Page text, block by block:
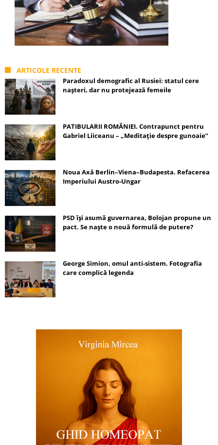
ARTICOLE RECENTE
Paradoxul demografic al Rusiei: statul cere
nașteri, dar nu protejează femeile
PATIBULARII ROMÂNIEI. Contrapunct pentru
Gabriel Liiceanu – „Meditație despre gunoaie”
Noua Axă Berlin–Viena–Budapesta. Refacerea
Imperiului Austro-Ungar
PSD își asumă guvernarea, Bolojan propune un
pact. Se naște o nouă formulă de putere?
George Simion, omul anti-sistem. Fotografia
care complică legenda